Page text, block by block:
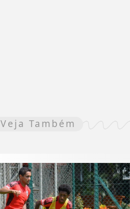
Veja Também